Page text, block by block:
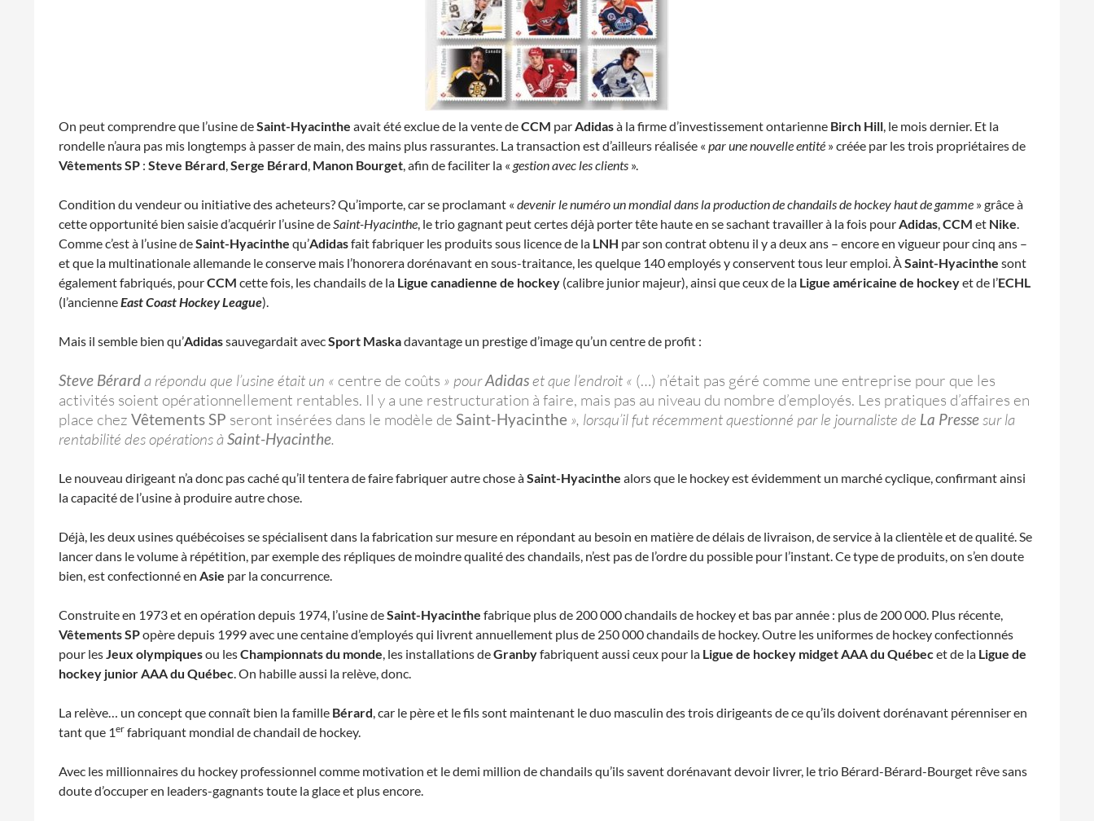
On peut comprendre que l’usine deSaint-Hyacinthe avait été exclue de la vente deCCM parAdidasà la firme d’investissement ontarienne Birch Hill, le mois dernier. Et la
rondelle n’aura pas mis longtemps à passer de main, des mains plus rassurantes. La transaction est d’ailleurs réalisée « par une nouvelle entité » créée par les trois propriétaires de
Vêtements SP : Steve Bérard,Serge Bérard, Manon Bourget, afin de faciliter la « gestion avec les clients ».
Condition du vendeur ou initiative des acheteurs? Qu’importe, car se proclamant « devenir le numéro un mondial dans la production de chandails de hockey haut de gamme » grâce à
cette opportunité bien saisie d’acquérir l’usine deSaint-Hyacinthe, le trio gagnant peut certes déjà porter tête haute en se sachant travailler à la fois pourAdidas,CCM et Nike.
Comme c’est à l’usine deSaint-Hyacinthe qu’Adidasfait fabriquer les produits sous licence de la LNH par son contrat obtenu il y a deux ans – encore en vigueur pour cinq ans –
et que la multinationale allemande le conserve mais l’honorera dorénavant en sous-traitance, les quelque 140 employés y conservent tous leur emploi. ÀSaint-Hyacinthe sont
également fabriqués, pourCCM cette fois, les chandails de la Ligue canadienne de hockey (calibre junior majeur), ainsi que ceux de la Ligue américaine de hockeyet de l’ECHL
(l’ancienneEast Coast Hockey League).
Mais il semble bien qu’Adidassauvegardait avecSport Maskadavantage un prestige d’image qu’un centre de profit :
Steve Bérarda répondu que l’usine était un « centre de coûts » pourAdidaset que l’endroit « (…) n’était pas géré comme une entreprise pour que les
activités soient opérationnellement rentables. Il y a une restructuration à faire, mais pas au niveau du nombre d’employés. Les pratiques d’affaires en
place chez Vêtements SP seront insérées dans le modèle de Saint-Hyacinthe », lorsqu’il fut récemment questionné par le journaliste de La Pressesur la
rentabilité des opérations àSaint-Hyacinthe.
Le nouveau dirigeant n’a donc pas caché qu’il tentera de faire fabriquer autre chose àSaint-Hyacinthe alors que le hockey est évidemment un marché cyclique, confirmant ainsi
la capacité de l’usine à produire autre chose.
Déjà, les deux usines québécoises se spécialisent dans la fabrication sur mesure en répondant au besoin en matière de délais de livraison, de service à la clientèle et de qualité. Se
lancer dans le volume à répétition, par exemple des répliques de moindre qualité des chandails, n’est pas de l’ordre du possible pour l’instant. Ce type de produits, on s’en doute
bien, est confectionné en Asie par la concurrence.
Construite en 1973 et en opération depuis 1974, l’usine deSaint-Hyacinthe fabrique plus de 200 000 chandails de hockey et bas par année : plus de 200 000. Plus récente,
Vêtements SPopère depuis 1999 avec une centaine d’employés qui livrent annuellement plus de 250 000 chandails de hockey. Outre les uniformes de hockey confectionnés
pour lesJeux olympiquesou lesChampionnats du monde, les installations deGranbyfabriquent aussi ceux pour la Ligue de hockey midget AAA du Québecet de la Ligue de
hockey junior AAA du Québec. On habille aussi la relève, donc.
La relève… un concept que connaît bien la famille Bérard, car le père et le fils sont maintenant le duo masculin des trois dirigeants de ce qu’ils doivent dorénavant pérenniser en
tant que 1er fabriquant mondial de chandail de hockey.
Avec les millionnaires du hockey professionnel comme motivation et le demi million de chandails qu’ils savent dorénavant devoir livrer, le trio Bérard-Bérard-Bourget rêve sans
doute d’occuper en leaders-gagnants toute la glace et plus encore.